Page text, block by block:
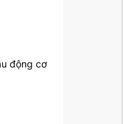
động cơ